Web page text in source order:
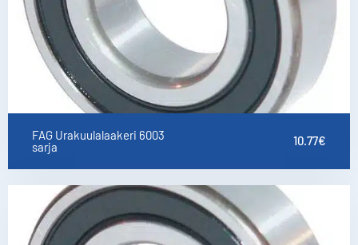
FAG Urakuulalaakeri 6003
sarja
10.77€